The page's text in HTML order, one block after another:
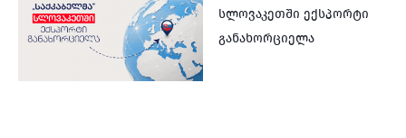
სლოვაკეთში ექსპორტი
განახორციელა